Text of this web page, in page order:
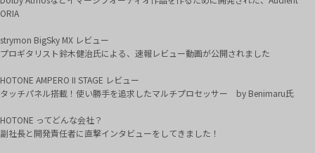
ORIA
strymon BigSky MX レビュー
プロギタリスト鈴木健治氏による、速報レビュー動画が公開されました
HOTONE AMPERO II STAGE レビュー
タッチパネル搭載！使い勝手を追求したマルチプロセッサー by Benimaru氏
HOTONE ってどんな会社？
副社長と開発責任者に直撃インタビューをしてきました！